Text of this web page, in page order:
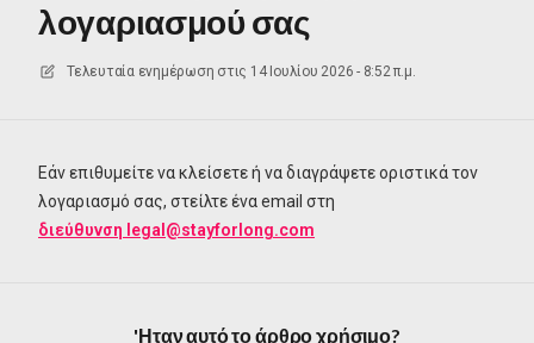
λογαριασμού σας
Τελευταία ενημέρωση στις 14 Ιουλίου 2026 - 8:52 π.μ.
Εάν επιθυμείτε να κλείσετε ή να διαγράψετε οριστικά τον
λογαριασμό σας, στείλτε ένα email στη
διεύθυνση legal@stayforlong.com
'Ηταν αυτό το άρθρο χρήσιμο?